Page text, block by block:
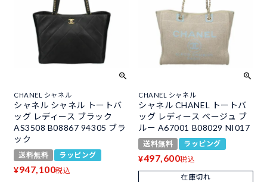
CHANEL シャネル
シャネル シャネル トートバ
ッグ レディース ブラック
AS3508 B08867 94305 ブラ
ック
送料無料 ラッピング
¥947,100税込
CHANEL シャネル
シャネル CHANEL トートバ
ッグ レディース ベージュ ブ
ルー A67001 B08029 NI017
送料無料 ラッピング
¥497,600税込
在庫切れ